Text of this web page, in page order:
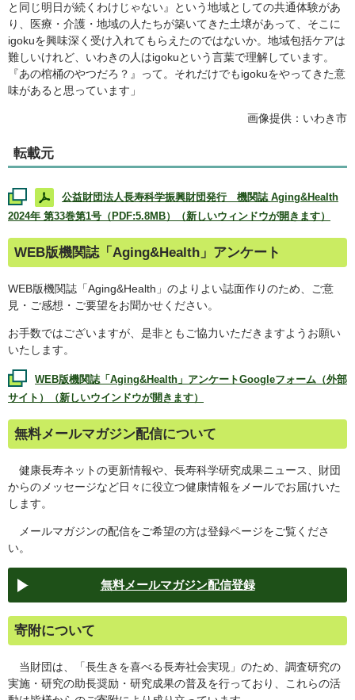
と同じ明日が続くわけじゃない』という地域としての共通体験があ
り、医療・介護・地域の人たちが築いてきた土壌があって、そこに
igokuを興味深く受け入れてもらえたのではないか。地域包括ケアは
難しいけれど、いわきの人はigokuという言葉で理解しています。
『あの棺桶のやつだろ？』って。それだけでもigokuをやってきた意
味があると思っています」
画像提供：いわき市
転載元
公益財団法人長寿科学振興財団発行 機関誌 Aging&Health
2024年 第33巻第1号（PDF:5.8MB）（新しいウィンドウが開きます）
WEB版機関誌「 Aging&Health 」アンケート
WEB版機関誌「Aging&Health 」のよりよい誌面作りのため、ご意
見・ご感想・ご要望をお聞かせください。
お手数ではございますが、是非ともご協力いただきますようお願い
いたします。
WEB版機関誌「Aging&Health 」アンケートGoogleフォーム（外部
サイト）（新しいウインドウが開きます）
無料メールマガジン配信について
健康長寿ネットの更新情報や、長寿科学研究成果ニュース、財団
からのメッセージなど日々に役立つ健康情報をメールでお届けいた
します。
メールマガジンの配信をご希望の方は登録ページをご覧くださ
い。
無料メールマガジン配信登録
寄附について
当財団は、「長生きを喜べる長寿社会実現」のため、調査研究の
実施・研究の助長奨励・研究成果の普及を行っており、これらの活